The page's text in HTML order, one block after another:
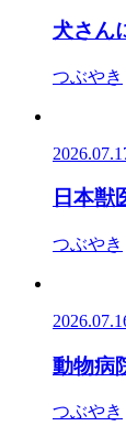
犬さん
つぶやき
日本獣
つぶやき
動物病
つぶやき